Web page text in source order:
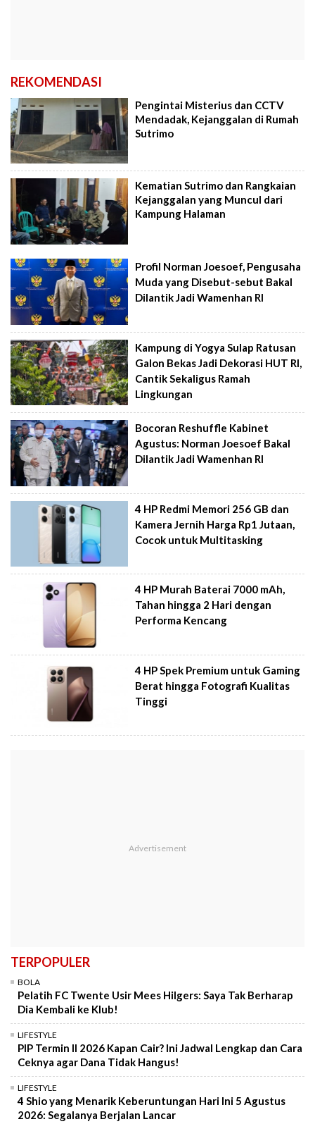
REKOMENDASI
Pengintai Misterius dan CCTV
Mendadak, Kejanggalan di Rumah
Sutrimo
Kematian Sutrimo dan Rangkaian
Kejanggalan yang Muncul dari
Kampung Halaman
Profil Norman Joesoef, Pengusaha
Muda yang Disebut-sebut Bakal
Dilantik Jadi Wamenhan RI
Kampung di Yogya Sulap Ratusan
Galon Bekas Jadi Dekorasi HUT RI,
Cantik Sekaligus Ramah
Lingkungan
Bocoran Reshuffle Kabinet
Agustus: Norman Joesoef Bakal
Dilantik Jadi Wamenhan RI
4 HP Redmi Memori 256 GB dan
Kamera Jernih Harga Rp1 Jutaan,
Cocok untuk Multitasking
4 HP Murah Baterai 7000 mAh,
Tahan hingga 2 Hari dengan
Performa Kencang
4 HP Spek Premium untuk Gaming
Berat hingga Fotografi Kualitas
Tinggi
TERPOPULER
BOLA
Pelatih FC Twente Usir Mees Hilgers: Saya Tak Berharap
Dia Kembali ke Klub!
LIFESTYLE
PIP Termin II 2026 Kapan Cair? Ini Jadwal Lengkap dan Cara
Ceknya agar Dana Tidak Hangus!
LIFESTYLE
4 Shio yang Menarik Keberuntungan Hari Ini 5 Agustus
2026: Segalanya Berjalan Lancar